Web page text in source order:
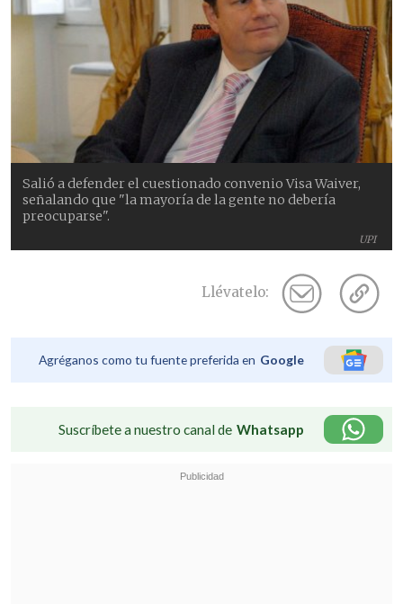
UPI
Salió a defender el cuestionado convenio Visa Waiver,
señalando que "la mayoría de la gente no debería
preocuparse".
Llévatelo:
Agréganos como tu fuente preferida en Google
Suscríbete a nuestro canal de Whatsapp